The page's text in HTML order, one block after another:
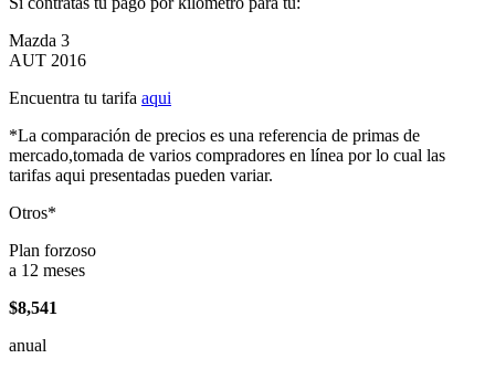
Mazda 3
AUT 2016
Encuentra tu tarifa aqui
*La comparación de precios es una referencia de primas de
mercado,tomada de varios compradores en línea por lo cual las
tarifas aqui presentadas pueden variar.
Otros*
Plan forzoso
a 12 meses
$8,541
anual